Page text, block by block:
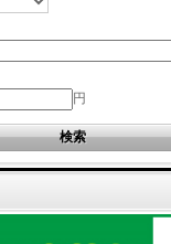
円